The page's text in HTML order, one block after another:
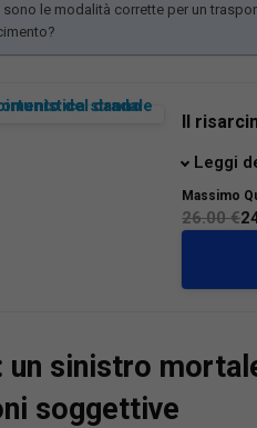
sono le modalità corrette per un
Il
Questo
una
volume
Leggi
Massimo
26.00 €
un sinistro
soggettive